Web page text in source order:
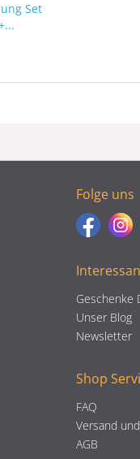
Set
Folge uns
Geschenke
Unser Blog
Newsletter
Shop
FAQ
Versand
AGB